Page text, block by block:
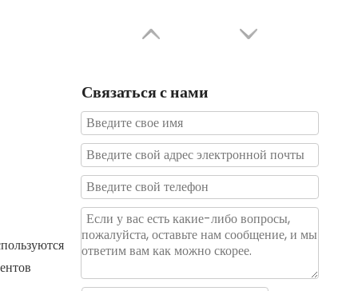
88шт. Профессиональный набор инструментов. Набор бытовых инструментов.
Связаться с нами